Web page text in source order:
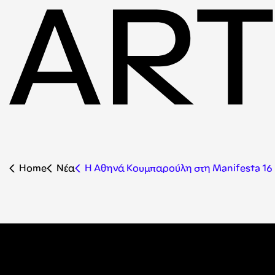
Home Nέα Η Αθηνά Κουμπαρούλη στη Manifesta 16